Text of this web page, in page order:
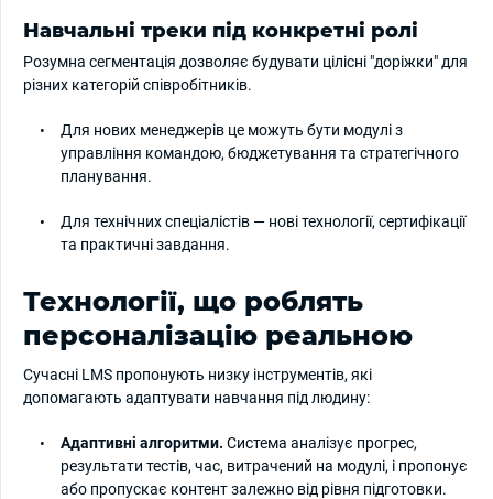
Навчальні треки під конкретні ролі
Розумна сегментація дозволяє будувати цілісні "доріжки" для
різних категорій співробітників.
Для нових менеджерів це можуть бути модулі з
управління командою, бюджетування та стратегічного
планування.
Для технічних спеціалістів — нові технології, сертифікації
та практичні завдання.
Технології, що роблять
персоналізацію реальною
Сучасні LMS пропонують низку інструментів, які
допомагають адаптувати навчання під людину:
Адаптивні алгоритми. Система аналізує прогрес,
результати тестів, час, витрачений на модулі, і пропонує
або пропускає контент залежно від рівня підготовки.